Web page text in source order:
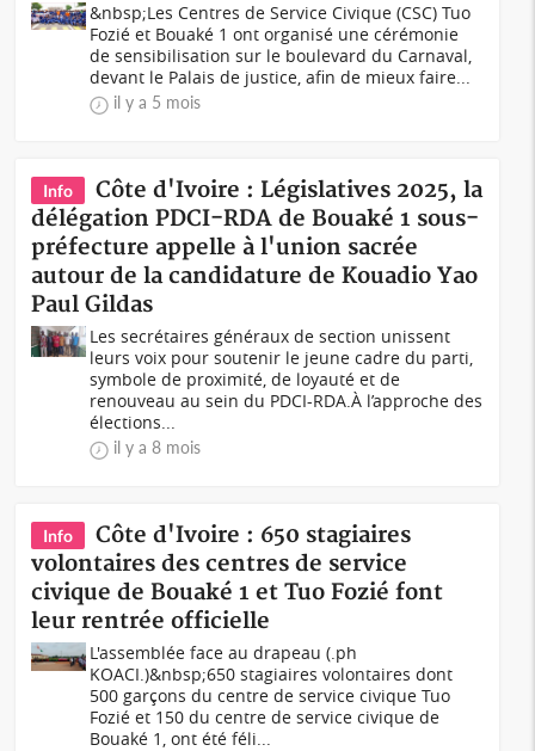
&nbsp;Les Centres de Service Civique (CSC) Tuo
Fozié et Bouaké 1 ont organisé une cérémonie
de sensibilisation sur le boulevard du Carnaval,
devant le Palais de justice, afin de mieux faire...
il y a 5 mois
Info
Côte d'Ivoire : Législatives 2025, la
délégation PDCI-RDA de Bouaké 1 sous-
préfecture appelle à l'union sacrée
autour de la candidature de Kouadio Yao
Paul Gildas
Les secrétaires généraux de section unissent
leurs voix pour soutenir le jeune cadre du parti,
symbole de proximité, de loyauté et de
renouveau au sein du PDCI-RDA.À l’approche des
élections...
il y a 8 mois
Info
Côte d'Ivoire : 650 stagiaires
volontaires des centres de service
civique de Bouaké 1 et Tuo Fozié font
leur rentrée officielle
L'assemblée face au drapeau (.ph
KOACI.)&nbsp;650 stagiaires volontaires dont
500 garçons du centre de service civique Tuo
Fozié et 150 du centre de service civique de
Bouaké 1, ont été féli...